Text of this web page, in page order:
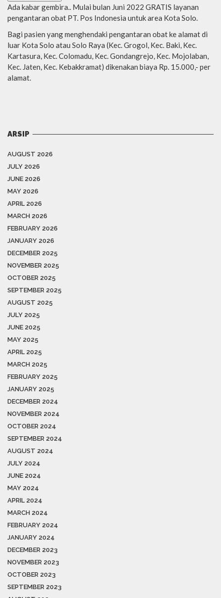
Ada kabar gembira.. Mulai bulan Juni 2022 GRATIS layanan
pengantaran obat PT. Pos Indonesia untuk area Kota Solo.
Bagi pasien yang menghendaki pengantaran obat ke alamat di
luar Kota Solo atau Solo Raya (Kec. Grogol, Kec. Baki, Kec.
Kartasura, Kec. Colomadu, Kec. Gondangrejo, Kec. Mojolaban,
Kec. Jaten, Kec. Kebakkramat) dikenakan biaya Rp. 15.000,- per
alamat.
ARSIP
AUGUST 2026
JULY 2026
JUNE 2026
MAY 2026
APRIL 2026
MARCH 2026
FEBRUARY 2026
JANUARY 2026
DECEMBER 2025
NOVEMBER 2025
OCTOBER 2025
SEPTEMBER 2025
AUGUST 2025
JULY 2025
JUNE 2025
MAY 2025
APRIL 2025
MARCH 2025
FEBRUARY 2025
JANUARY 2025
DECEMBER 2024
NOVEMBER 2024
OCTOBER 2024
SEPTEMBER 2024
AUGUST 2024
JULY 2024
JUNE 2024
MAY 2024
APRIL 2024
MARCH 2024
FEBRUARY 2024
JANUARY 2024
DECEMBER 2023
NOVEMBER 2023
OCTOBER 2023
SEPTEMBER 2023